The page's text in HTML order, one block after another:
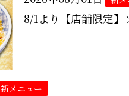
8/1より【店舗限定】
新メニュー